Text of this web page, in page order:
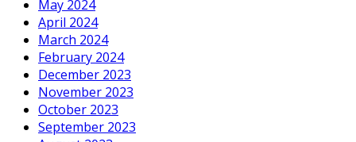
May 2024
April 2024
March 2024
February 2024
December 2023
November 2023
October 2023
September 2023